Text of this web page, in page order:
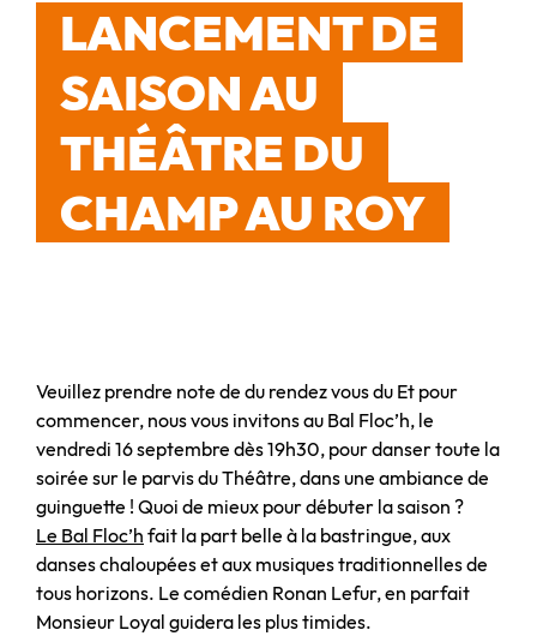
LANCEMENT DE
SAISON AU
THÉÂTRE DU
CHAMP AU ROY
Veuillez prendre note de du rendez vous du Et pour
commencer, nous vous invitons au Bal Floc’h, le
vendredi 16 septembre dès 19h30, pour danser toute la
soirée sur le parvis du Théâtre, dans une ambiance de
guinguette ! Quoi de mieux pour débuter la saison ?
Le Bal Floc’h fait la part belle à la bastringue, aux
danses chaloupées et aux musiques traditionnelles de
tous horizons. Le comédien Ronan Lefur, en parfait
Monsieur Loyal guidera les plus timides.